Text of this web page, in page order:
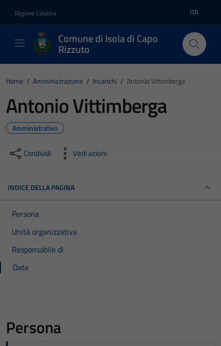
Regione Calabria Lingua
ITA
Comune di Isola di Capo
Rizzuto
Home / Amministrazione / Incarichi / Antonio Vittimberga
Antonio Vittimberga
Amministrativo
Condividi Vedi azioni
INDICE DELLA PAGINA
Persona
Unità organizzativa
Responsabile di
Date
Persona